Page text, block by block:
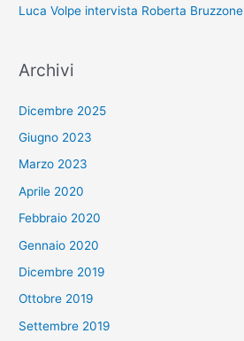
Luca Volpe intervista Roberta Bruzzone
Archivi
Dicembre 2025
Giugno 2023
Marzo 2023
Aprile 2020
Febbraio 2020
Gennaio 2020
Dicembre 2019
Ottobre 2019
Settembre 2019